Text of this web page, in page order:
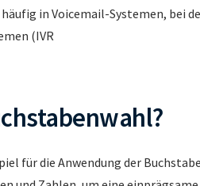
in Voicemail-Systemen, bei
(IVR
für die Anwendung der